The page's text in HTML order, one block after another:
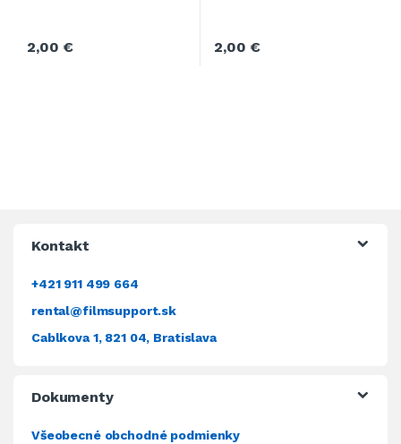
2,00€ 2,00€
Kontakt
+421 911 499 664
rental@filmsupport.sk
Cablkova 1, 821 04, Bratislava
Dokumenty
Všeobecné obchodné podmienky